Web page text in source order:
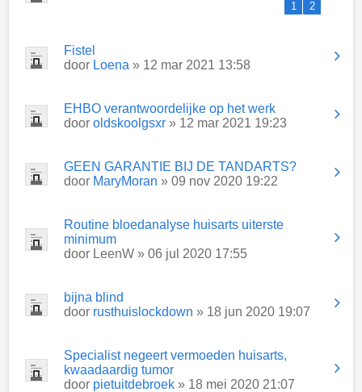
1 2
Fistel
door Loena » 12 mar 2021 13:58
EHBO verantwoordelijke op het werk
door oldskoolgsxr » 12 mar 2021 19:23
GEEN GARANTIE BIJ DE TANDARTS?
door MaryMoran » 09 nov 2020 19:22
Routine bloedanalyse huisarts uiterste
minimum
door LeenW » 06 jul 2020 17:55
bijna blind
door rusthuislockdown » 18 jun 2020 19:07
Specialist negeert vermoeden huisarts,
kwaadaardig tumor
door pietuitdebroek » 18 mei 2020 21:07